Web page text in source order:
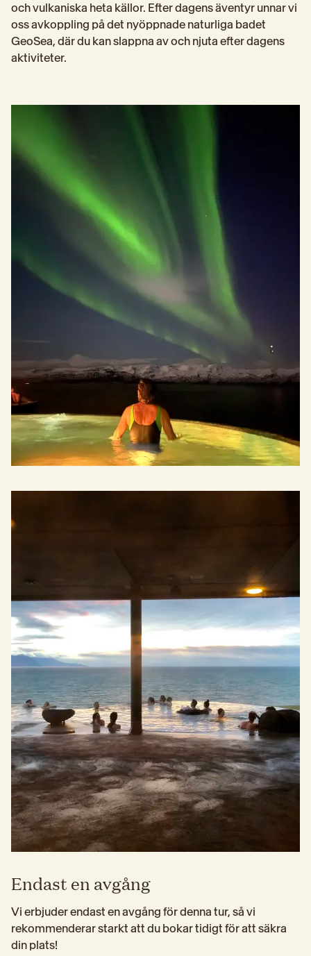
och vulkaniska heta källor. Efter dagens äventyr unnar vi
oss avkoppling på det nyöppnade naturliga badet
GeoSea, där du kan slappna av och njuta efter dagens
aktiviteter.
Endast en avgång
Vi erbjuder endast en avgång för denna tur, så vi
rekommenderar starkt att du bokar tidigt för att säkra
din plats!